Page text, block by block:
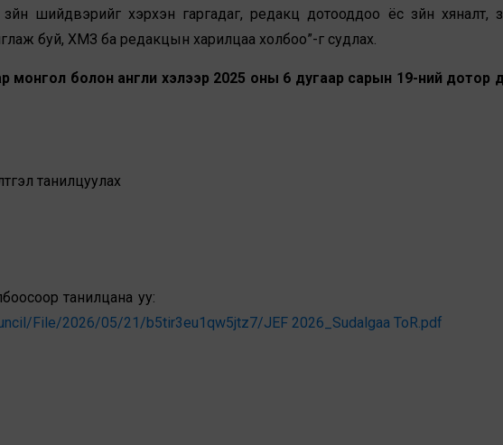
шийдвэрийг хэрхэн гаргадаг, редакц дотооддоо ёс зүйн хяналт,
буй, ХМЗ ба редакцын харилцаа холбоо”-г судлах.
монгол болон англи хэлээр 2025 оны 6 дугаар сарын 19-ний дотор
танилцуулах
дараах холбоосоор танилцана
File/2026/05/21/b5tir3eu1qw5jtz7/JEF 2026_Sudalgaa ToR.pdf